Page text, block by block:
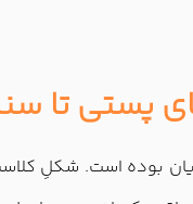
پستی تا